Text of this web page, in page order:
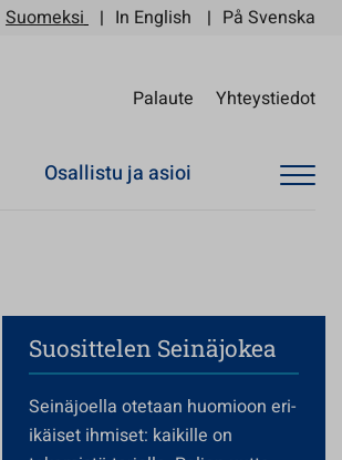
Suomeksi In English På Svenska
Palaute Yhteystiedot
Osallistu ja asioi
Suosittelen Seinäjokea
Seinäjoella otetaan huomioon eri-
ikäiset ihmiset: kaikille on